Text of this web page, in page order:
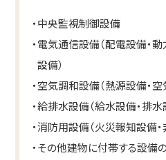
・中央監視制御設備
・電気通信設備（配電設備・
設備）
・空気調和設備（熱源設備・空
・給排水設備（給水設備・排水
・消防用設備（火災報知設備
・その他建物に付帯する設備